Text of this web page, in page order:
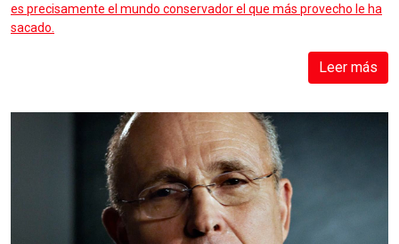
es precisamente el mundo conservador el que más provecho le ha
sacado.
Leer más